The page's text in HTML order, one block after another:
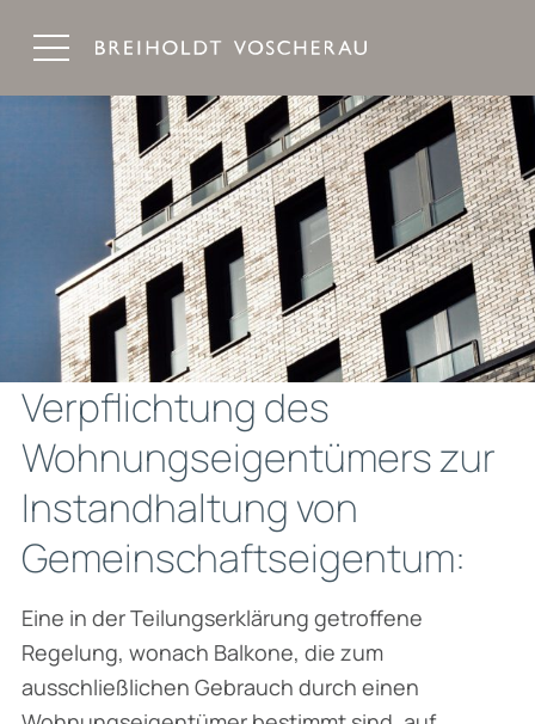
Verpflichtung des
Wohnungseigentümers zur
Instandhaltung von
Gemeinschaftseigentum:
Eine in der Teilungserklärung getroffene
Regelung, wonach Balkone, die zum
ausschließlichen Gebrauch durch einen